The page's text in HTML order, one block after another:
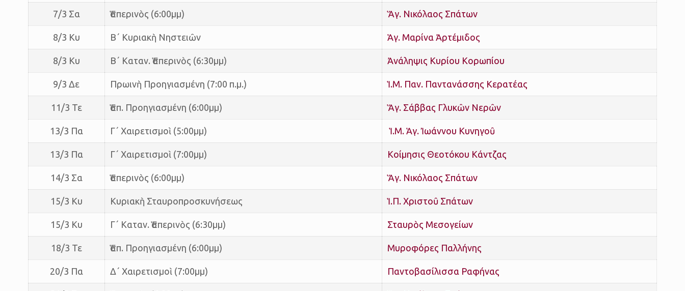
7/3 Σα Ἑσπερινὸς (6:00μμ) Ἅγ. Νικόλαος Σπάτων
8/3 Κυ Β΄ Κυριακὴ Νηστειῶν Ἁγ. Μαρίνα Ἀρτέμιδος
8/3 Κυ Β΄ Καταν. Ἑσπερινὸς (6:30μμ) Ἀνάληψις Κυρίου Κορωπίου
9/3 Δε Πρωινὴ Προηγιασμένη (7:00 π.μ.) Ἱ.Μ. Παν. Παντανάσσης Κερατέας
11/3 Τε Ἑσπ. Προηγιασμένη (6:00μμ) Ἅγ. Σάββας Γλυκῶν Νερῶν
13/3 Πα Γ΄ Χαιρετισμοὶ (5:00μμ) Ἱ.Μ. Ἁγ. Ἰωάννου Κυνηγοῦ
13/3 Πα Γ΄ Χαιρετισμοὶ (7:00μμ) Κοίμησις Θεοτόκου Κάντζας
14/3 Σα Ἑσπερινὸς (6:00μμ) Ἅγ. Νικόλαος Σπάτων
15/3 Κυ Κυριακὴ Σταυροπροσκυνήσεως Ἱ.Π. Χριστοῦ Σπάτων
15/3 Κυ Γ΄ Καταν. Ἑσπερινὸς (6:30μμ) Σταυρὸς Μεσογείων
18/3 Τε Ἑσπ. Προηγιασμένη (6:00μμ) Μυροφόρες Παλλήνης
20/3 Πα Δ΄ Χαιρετισμοὶ (7:00μμ) Παντοβασίλισσα Ραφήνας